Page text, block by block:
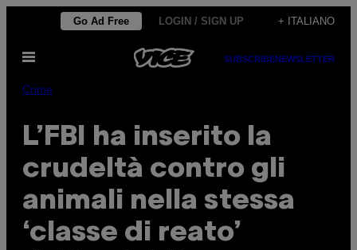
contenuto
Go Ad Free LOGIN / SIGN UP + ITALIANO
Apri
SUBSCRIBENEWSLETTER
Crime
L’FBI ha inserito la
crudeltà contro gli
animali nella stessa
‘classe di reato’